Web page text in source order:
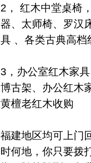
2， 红木中堂桌椅
器、太师椅、罗汉
具 、各类古典高档
3，办公室红木家
博古架、办公红木
黄檀老红木收购
福建地区均可上门
时何地，你只要拨